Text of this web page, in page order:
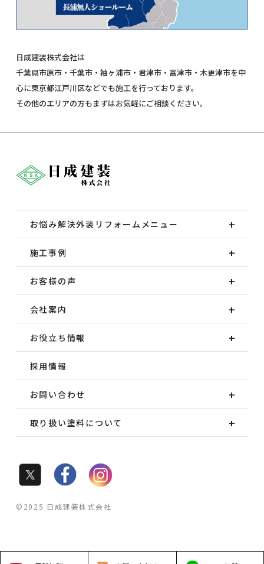
日成建装株式会社は
千葉県市原市・千葉市・袖ヶ浦市・君津市・富津市・木更津市を中
心に東京都江戸川区などでも施工を行っております。
その他のエリアの方もまずはお気軽にご相談ください。
お悩み解決外装 リフォームメニュー
施工事例
お客様の声
会社案内
お役立ち情報
採用情報
お問い合わせ
取り扱い塗料について
©2025 日成建装株式会社